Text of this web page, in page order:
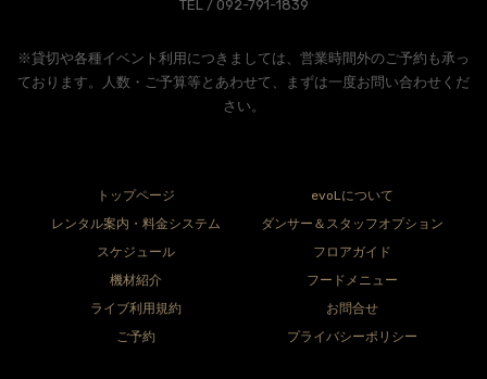
TEL / 092-791-1839
※貸切や各種イベント利用につきましては、営業時間外のご予約も承っ
ております。人数・ご予算等とあわせて、まずは一度お問い合わせくだ
さい。
トップページ
evoLについて
レンタル案内・料金システム
ダンサー＆スタッフオプション
スケジュール
フロアガイド
機材紹介
フードメニュー
ライブ利用規約
お問合せ
ご予約
プライバシーポリシー